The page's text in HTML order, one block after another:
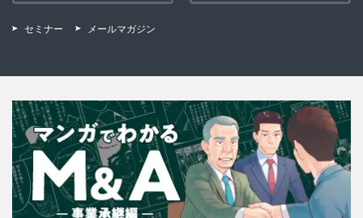
セミナー メールマガジン